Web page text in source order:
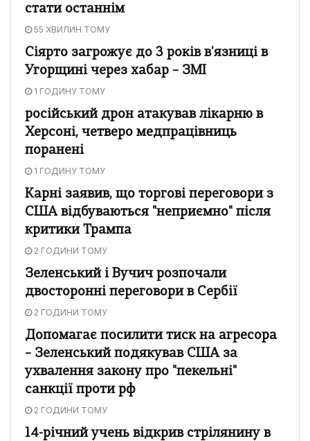
стати останнім
55 ХВИЛИН ТОМУ
Сіярто загрожує до 3 років в'язниці в
Угорщині через хабар – ЗМІ
1 ГОДИНУ ТОМУ
російський дрон атакував лікарню в
Херсоні, четверо медпрацівниць
поранені
1 ГОДИНУ ТОМУ
Карні заявив, що торгові переговори з
США відбуваються "неприємно" після
критики Трампа
2 ГОДИНИ ТОМУ
Зеленський і Вучич розпочали
двосторонні переговори в Сербії
2 ГОДИНИ ТОМУ
Допомагає посилити тиск на агресора
– Зеленський подякував США за
ухвалення закону про "пекельні"
санкції проти рф
2 ГОДИНИ ТОМУ
14-річний учень відкрив стрілянину в